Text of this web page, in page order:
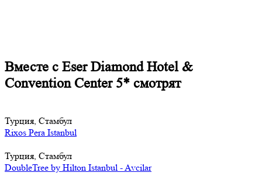
Вместе с Eser Diamond Hotel &
Convention Center 5* смотрят
Турция, Стамбул
Rixos Pera Istanbul
Турция, Стамбул
DoubleTree by Hilton Istanbul - Avcilar